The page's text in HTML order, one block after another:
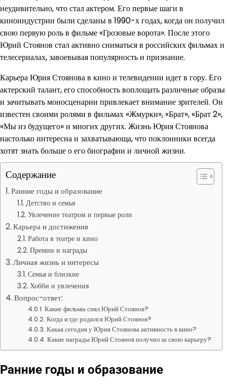
неудивительно, что стал актером. Его первые шаги в
киноиндустрии были сделаны в 1990-х годах, когда он получил
свою первую роль в фильме «Грозовые ворота». После этого
Юрий Стоянов стал активно сниматься в российских фильмах и
телесериалах, завоевывая популярность и признание.
Карьера Юрия Стоянова в кино и телевидении идет в гору. Его
актерский талант, его способность воплощать различные образы
и зачитывать моносценарии привлекает внимание зрителей. Он
известен своими ролями в фильмах «Жмурки», «Брат», «Брат 2»,
«Мы из будущего» и многих других. Жизнь Юрия Стоянова
настолько интересна и захватывающа, что поклонники всегда
хотят знать больше о его биографии и личной жизни.
Содержание
Ранние годы и образование
Детство и семья
Увлечение театром и первые роли
Карьера и достижения
Работа в театре и кино
Премии и награды
Личная жизнь и интересы
Семья и близкие
Хобби и увлечения
Вопрос-ответ:
Какие фильмы снял Юрий Стоянов?
Когда и где родился Юрий Стоянов?
Какая сегодня у Юрия Стоянова активность в кино?
Какие награды Юрий Стоянов получил за свою карьеру?
Ранние годы и образование